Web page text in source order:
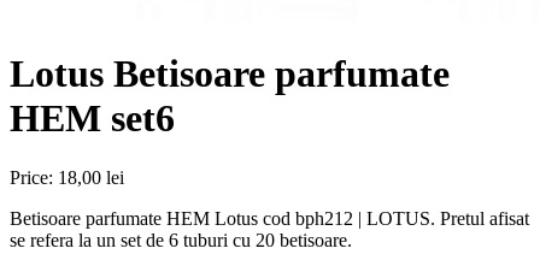
Lotus Betisoare parfumate
HEM set6
Price: 18,00 lei
Betisoare parfumate HEM Lotus cod bph212 | LOTUS. Pretul afisat
se refera la un set de 6 tuburi cu 20 betisoare.